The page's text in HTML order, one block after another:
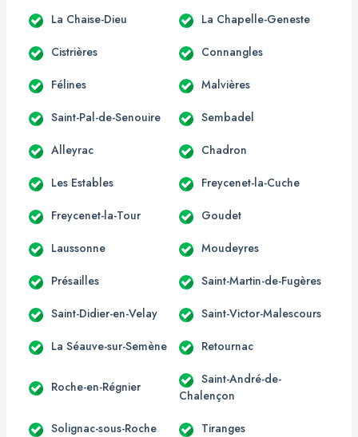
La Chaise-Dieu La Chapelle-Geneste
Cistrières Connangles
Félines Malvières
Saint-Pal-de-Senouire Sembadel
Alleyrac Chadron
Les Estables Freycenet-la-Cuche
Freycenet-la-Tour Goudet
Laussonne Moudeyres
Présailles Saint-Martin-de-Fugères
Saint-Didier-en-Velay Saint-Victor-Malescours
La Séauve-sur-Semène Retournac
Roche-en-Régnier
Saint-André-de-
Chalençon
Solignac-sous-Roche Tiranges